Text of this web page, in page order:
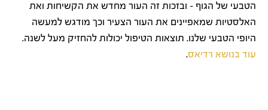
הטבעי של הגוף – ובזכות זה העור מחדש את הקשיחות ואת
האלסטיות שמאפיינים את העור הצעיר וכך מודגש למעשה
היופי הטבעי שלנו. תוצאות הטיפול יכולות להחזיק מעל לשנה.
עוד בנושא רדיאס.